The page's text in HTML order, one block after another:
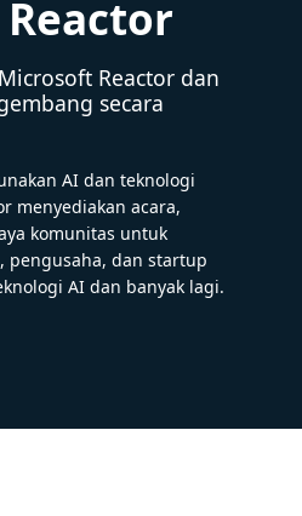
Reactor dan
secara
AI dan teknologi
menyediakan acara,
komunitas untuk
pengusaha, dan startup
AI dan banyak lagi.